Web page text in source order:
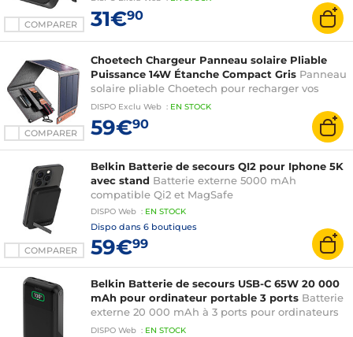
COMPARER 31€90
COMPARER
Choetech Chargeur Panneau solaire Pliable
Puissance 14W Étanche Compact Gris Panneau
solaire pliable Choetech pour recharger vos
appareils mobiles de manière respectueuse de
l'environnement
DISPO Exclu Web : EN STOCK
59€90
COMPARER
Belkin Batterie de secours QI2 pour Iphone 5K
avec stand Batterie externe 5000 mAh
compatible Qi2 et MagSafe
DISPO Web : EN STOCK
Dispo dans 6 boutiques
59€99
Belkin Batterie de secours USB-C 65W 20 000
mAh pour ordinateur portable 3 ports Batterie
externe 20 000 mAh à 3 ports pour ordinateurs
portables
DISPO Web : EN STOCK